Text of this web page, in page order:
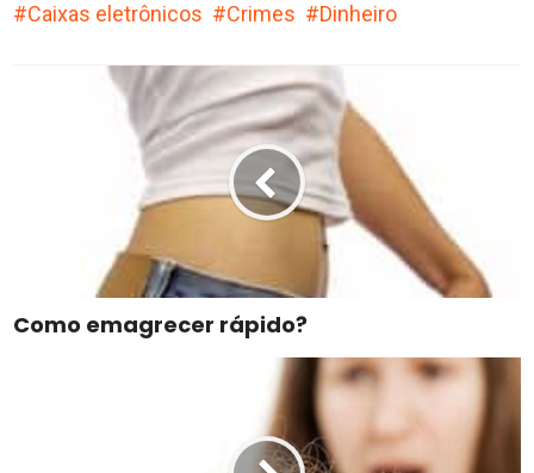
Caixas eletrônicos Crimes Dinheiro
Como emagrecer rápido?